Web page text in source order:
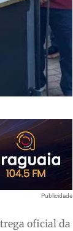
Publicidade
oficial da